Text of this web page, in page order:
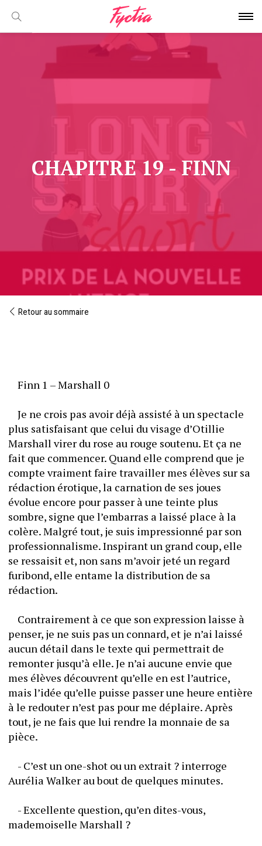
CHAPITRE 19 - FINN
Retour au sommaire
	Finn 1 – Marshall 0
	Je ne crois pas avoir déjà assisté à un spectacle
plus satisfaisant que celui du visage d’Otillie
Marshall virer du rose au rouge soutenu. Et ça ne
fait que commencer. Quand elle comprend que je
compte vraiment faire travailler mes élèves sur sa
rédaction érotique, la carnation de ses joues
évolue encore pour passer à une teinte plus
sombre, signe que l’embarras a laissé place à la
colère. Malgré tout, je suis impressionné par son
professionnalisme. Inspirant un grand coup, elle
se ressaisit et, non sans m’avoir jeté un regard
furibond, elle entame la distribution de sa
rédaction.
	Contrairement à ce que son expression laisse à
penser, je ne suis pas un connard, et je n’ai laissé
aucun détail dans le texte qui permettrait de
remonter jusqu’à elle. Je n’ai aucune envie que
mes élèves découvrent qu’elle en est l’autrice,
mais l’idée qu’elle puisse passer une heure entière
à le redouter n’est pas pour me déplaire. Après
tout, je ne fais que lui rendre la monnaie de sa
pièce.
	- C’est un one-shot ou un extrait ? interroge
Aurélia Walker au bout de quelques minutes.
	- Excellente question, qu’en dites-vous,
mademoiselle Marshall ?